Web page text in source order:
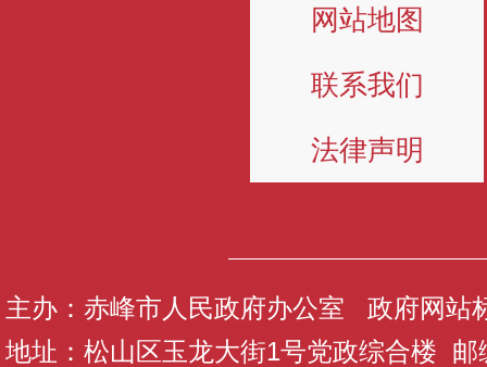
网站地图
联系我们
法律声明
主办：赤峰市人民政府办公室 政府网站
地址：松山区玉龙大街1号党政综合楼 邮